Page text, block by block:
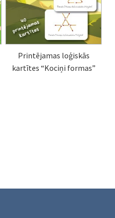
Printējamas loģiskās
kartītes “Kociņi formas”